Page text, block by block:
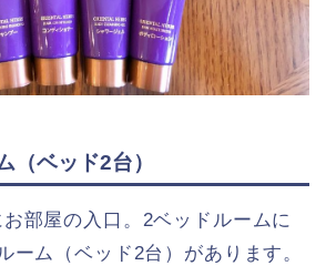
（ベッド2台）
部屋の入口。2ベッドルームに
ーム（ベッド2台）があります。